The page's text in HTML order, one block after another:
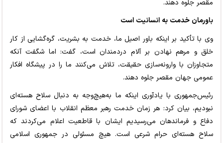
مقصر جلوه دهند.
باورمان خدمت به انسانیت است
وی با تأکید بر اینکه باور اصیل ما، خدمت به بشریت، گره‌گشایی از کار
خلق و مرهم نهادن بر آلام دردمندان است، گفت: اما شگفت آنکه
متجاوزان با وارونه‌سازی حقیقت، تلاش می‌کنند ما را در پیشگاه افکار
عمومی جهان مقصر جلوه دهند.
رئیس‌جمهوری با یادآوری اینکه ما به‌هیچ‌وجه به دنبال سلاح هسته‌ای
نبودیم، بیان کرد: هر زمان خدمت رهبر معظم انقلاب با اعضای شورای
دفاع و فرماندهان می‌رسیدیم ایشان با قاطعیت اعلام می‌کردند که
سلاح هسته‌ای حرام شرعی است. هیچ مسئولی در جمهوری اسلامی